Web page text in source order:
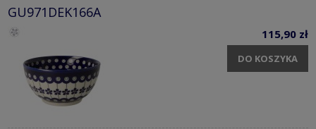
GU971DEK166A
115,90 zł
DO KOSZYKA